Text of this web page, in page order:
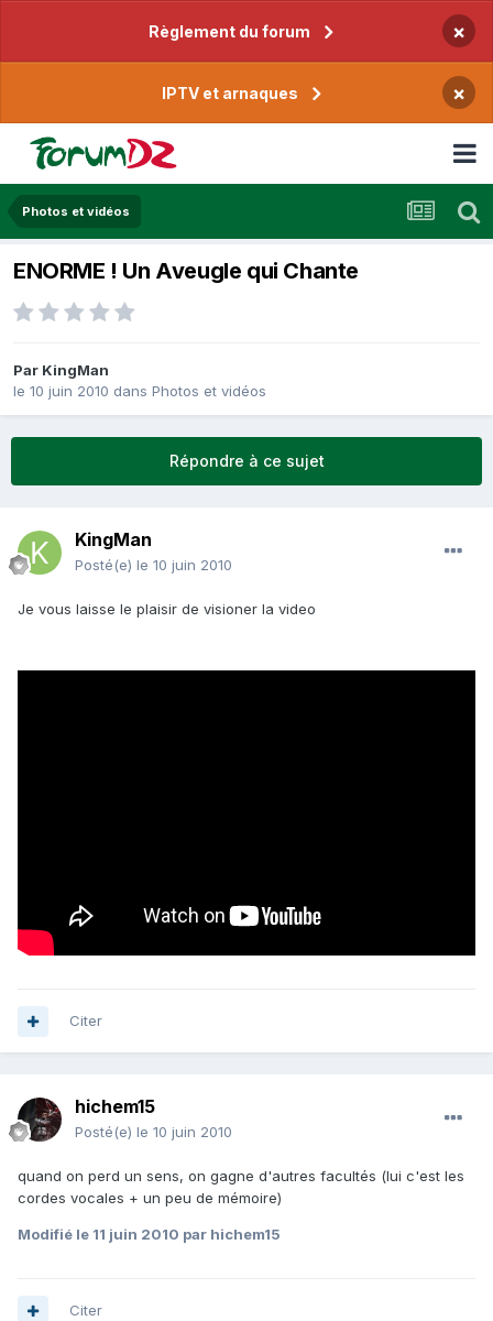
Règlement du forum ×
IPTV et arnaques ×
Photos et vidéos
ENORME ! Un Aveugle qui Chante
Par KingMan
le 10 juin 2010 dans Photos et vidéos
Répondre à ce sujet
KingMan
Posté(e) le 10 juin 2010
Je vous laisse le plaisir de visioner la video
Citer
hichem15
Posté(e) le 10 juin 2010
quand on perd un sens, on gagne d'autres facultés (lui c'est les
cordes vocales + un peu de mémoire)
Modifié le 11 juin 2010 par hichem15
Citer